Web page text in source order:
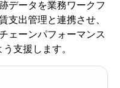
データを業務ワークフ
支出管理と連携させ、
ェーンパフォーマンス
支援します。